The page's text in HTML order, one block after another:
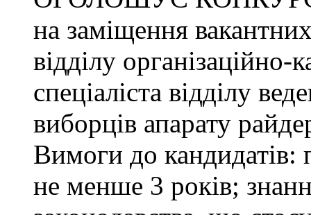
на заміщення
відділу
спеціаліста відділу
виборців апарату
Вимоги до кандидатів:
не менше 3 років;